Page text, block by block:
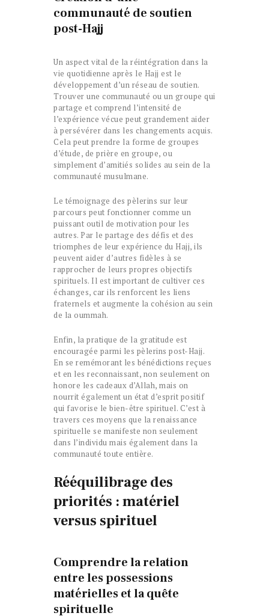
communauté de soutien
post-Hajj
Un aspect vital de la réintégration dans la
vie quotidienne après le Hajj est le
développement d’un réseau de soutien.
Trouver une communauté ou un groupe qui
partage et comprend l’intensité de
l’expérience vécue peut grandement aider
à persévérer dans les changements acquis.
Cela peut prendre la forme de groupes
d’étude, de prière en groupe, ou
simplement d’amitiés solides au sein de la
communauté musulmane.
Le témoignage des pèlerins sur leur
parcours peut fonctionner comme un
puissant outil de motivation pour les
autres. Par le partage des défis et des
triomphes de leur expérience du Hajj, ils
peuvent aider d’autres fidèles à se
rapprocher de leurs propres objectifs
spirituels. Il est important de cultiver ces
échanges, car ils renforcent les liens
fraternels et augmente la cohésion au sein
de la oummah.
Enfin, la pratique de la gratitude est
encouragée parmi les pèlerins post-Hajj.
En se remémorant les bénédictions reçues
et en les reconnaissant, non seulement on
honore les cadeaux d’Allah, mais on
nourrit également un état d’esprit positif
qui favorise le bien-être spirituel. C’est à
travers ces moyens que la renaissance
spirituelle se manifeste non seulement
dans l’individu mais également dans la
communauté toute entière.
Rééquilibrage des
priorités : matériel
versus spirituel
Comprendre la relation
entre les possessions
matérielles et la quête
spirituelle